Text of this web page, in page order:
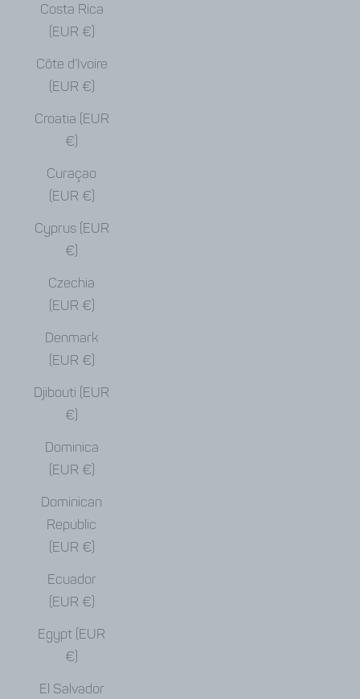
Costa Rica
(EUR €)
Côte d’Ivoire
(EUR €)
Croatia (EUR
€)
Curaçao
(EUR €)
Cyprus (EUR
€)
Czechia
(EUR €)
Denmark
(EUR €)
Djibouti (EUR
€)
Dominica
(EUR €)
Dominican
Republic
(EUR €)
Ecuador
(EUR €)
Egypt (EUR
€)
El Salvador